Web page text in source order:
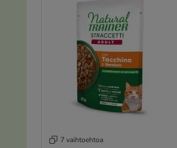
7 vaihtoehtoa